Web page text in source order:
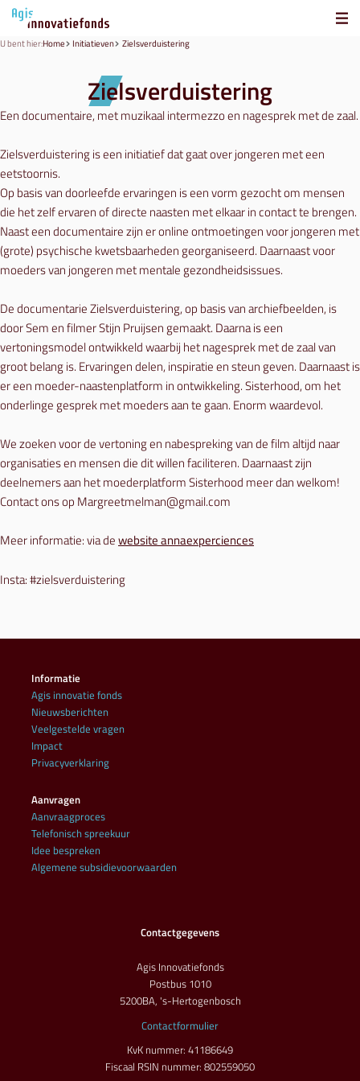
U bent hier:Home Initiatieven Zielsverduistering
Zielsverduistering
Een documentaire, met muzikaal intermezzo en nagesprek met de zaal.
Zielsverduistering is een initiatief dat gaat over jongeren met een
eetstoornis.
Op basis van doorleefde ervaringen is een vorm gezocht om mensen
die het zelf ervaren of directe naasten met elkaar in contact te brengen.
Naast een documentaire zijn er online ontmoetingen voor jongeren met
(grote) psychische kwetsbaarheden georganiseerd. Daarnaast voor
moeders van jongeren met mentale gezondheidsissues.
De documentarie Zielsverduistering, op basis van archiefbeelden, is
door Sem en filmer Stijn Pruijsen gemaakt. Daarna is een
vertoningsmodel ontwikkeld waarbij het nagesprek met de zaal van
groot belang is. Ervaringen delen, inspiratie en steun geven. Daarnaast is
er een moeder-naastenplatform in ontwikkeling. Sisterhood, om het
onderlinge gesprek met moeders aan te gaan. Enorm waardevol.
We zoeken voor de vertoning en nabespreking van de film altijd naar
organisaties en mensen die dit willen faciliteren. Daarnaast zijn
deelnemers aan het moederplatform Sisterhood meer dan welkom!
Contact ons op Margreetmelman@gmail.com
Meer informatie: via dewebsite annaexperciences
Insta: #zielsverduistering
Informatie
Agis innovatie fonds
Nieuwsberichten
Veelgestelde vragen
Impact
Privacyverklaring
Aanvragen
Aanvraagproces
Telefonisch spreekuur
Idee bespreken
Algemene subsidievoorwaarden
Contactgegevens
Agis Innovatiefonds
Postbus 1010
5200BA, 's-Hertogenbosch
Contactformulier
KvK nummer: 41186649
Fiscaal RSIN nummer: 802559050